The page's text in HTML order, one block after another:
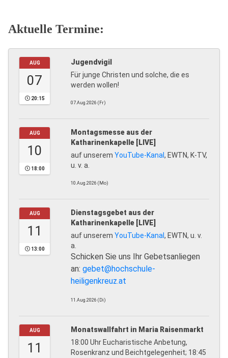
Aktuelle Termine:
AUG
07
20:15
Jugendvigil
Für junge Christen und solche, die es
werden wollen!
07.Aug.2026 (Fr)
AUG
10
18:00
Montagsmesse aus der
Katharinenkapelle [LIVE]
auf unserem YouTube-Kanal , EWTN, K-TV,
u. v. a.
10.Aug.2026 (Mo)
AUG
11
13:00
Dienstagsgebet aus der
Katharinenkapelle [LIVE]
auf unserem YouTube-Kanal , EWTN, u. v.
a.
Schicken Sie uns Ihr Gebetsanliegen
an: gebet@hochschule-
heiligenkreuz.at
11.Aug.2026 (Di)
AUG
11
Monatswallfahrt in Maria Raisenmarkt
18:00 Uhr Eucharistische Anbetung,
Rosenkranz und Beichtgelegenheit; 18:45